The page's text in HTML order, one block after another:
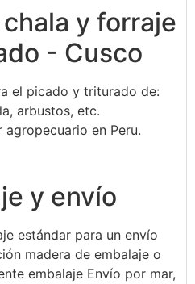
y forraje
- Cusco
el picado y triturado de:
arbustos, etc.
en Peru.
y envío
estándar para un envío
madera de embalaje o
embalaje Envío por mar,